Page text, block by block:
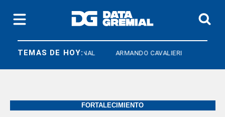
TEMAS DE HOY:
ATE NACIONAL ARMANDO CAVALIERI
FORTALECIMIENTO